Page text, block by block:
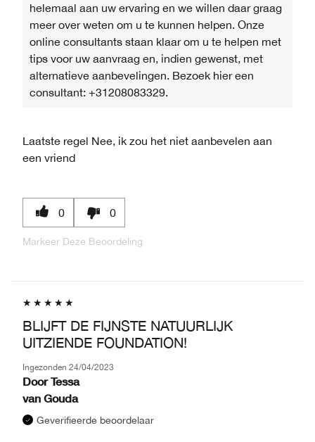
helemaal aan uw ervaring en we willen daar graag
meer over weten om u te kunnen helpen. Onze
online consultants staan ​​klaar om u te helpen met
tips voor uw aanvraag en, indien gewenst, met
alternatieve aanbevelingen. Bezoek hier een
consultant: +31208083329.
Laatste regel Nee, ik zou het niet aanbevelen aan
een vriend
0 0
Markeer Deze Beoordeling
BLIJFT DE FIJNSTE NATUURLIJK
UITZIENDE FOUNDATION!
Ingezonden 24/04/2023
Door Tessa
van Gouda
Geverifieerde beoordelaar